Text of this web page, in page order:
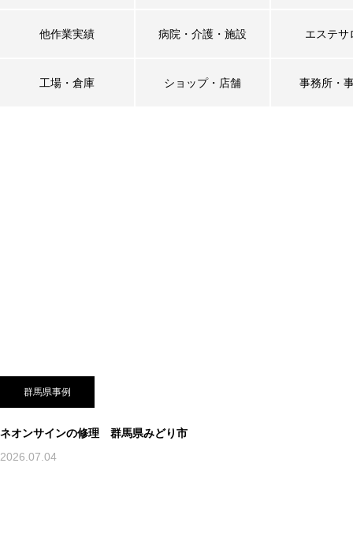
他作業実績 病院・介護・施設 エステサ
工場・倉庫 ショップ・店舗 事務所・
群馬県事例
ネオンサインの修理 群馬県みどり市
2026.07.04